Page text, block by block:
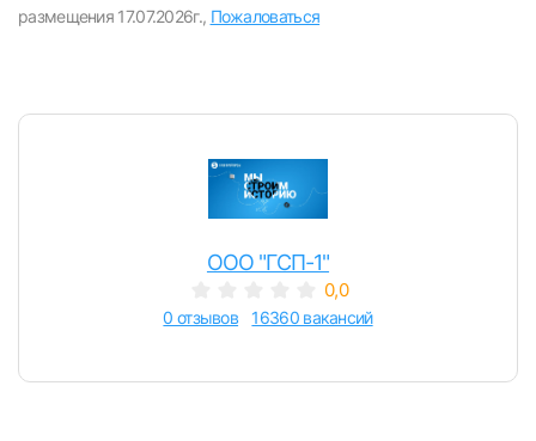
E-mail или Телефон
Войти
размещения 17.07.2026г., Пожаловаться
ООО "ГСП-1"
0,0
0 отзывов 16360 вакансий